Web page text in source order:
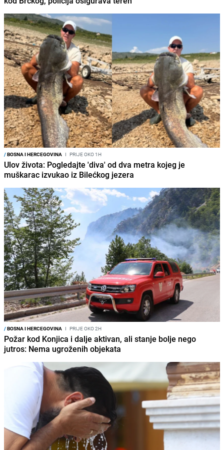
/BOSNA I HERCEGOVINA I PRIJE OKO 1H
Ulov života: Pogledajte 'diva' od dva metra kojeg je
muškarac izvukao iz Bilećkog jezera
/BOSNA I HERCEGOVINA I PRIJE OKO 2H
Požar kod Konjica i dalje aktivan, ali stanje bolje nego
jutros: Nema ugroženih objekata